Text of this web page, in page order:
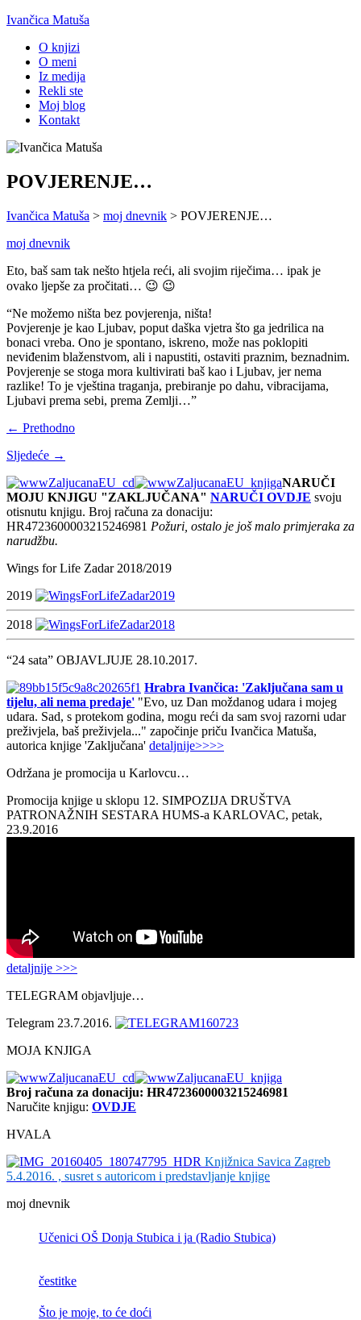
Ivančica Matuša
O knjizi
O meni
Iz medija
Rekli ste
Moj blog
Kontakt
POVJERENJE…
Ivančica Matuša > moj dnevnik > POVJERENJE…
moj dnevnik
Eto, baš sam tak nešto htjela reći, ali svojim riječima… ipak je
ovako ljepše za pročitati… 😉 😉
“Ne možemo ništa bez povjerenja, ništa!
Povjerenje je kao Ljubav, poput daška vjetra što ga jedrilica na
bonaci vreba. Ono je spontano, iskreno, može nas poklopiti
neviđenim blaženstvom, ali i napustiti, ostaviti praznim, beznadnim.
Povjerenje se stoga mora kultivirati baš kao i Ljubav, jer nema
razlike! To je vještina traganja, prebiranje po dahu, vibracijama,
Ljubavi prema sebi, prema Zemlji…”
← Prethodno
Sljedeće →
NARUČI
MOJU KNJIGU "ZAKLJUČANA" NARUČI OVDJE svoju
otisnutu knjigu. Broj računa za donaciju:
HR4723600003215246981 Požuri, ostalo je još malo primjeraka za
narudžbu.
Wings for Life Zadar 2018/2019
2019
2018
“24 sata” OBJAVLJUJE 28.10.2017.
Hrabra Ivančica: 'Zaključana sam u
tijelu, ali nema predaje' "Evo, uz Dan moždanog udara i mojeg
udara. Sad, s protekom godina, mogu reći da sam svoj razorni udar
preživjela, baš preživjela..." započinje priču Ivančica Matuša,
autorica knjige 'Zaključana' detaljnije>>>>
Održana je promocija u Karlovcu…
Promocija knjige u sklopu 12. SIMPOZIJA DRUŠTVA
PATRONAŽNIH SESTARA HUMS-a KARLOVAC, petak,
23.9.2016
detaljnije >>>
TELEGRAM objavljuje…
Telegram 23.7.2016.
MOJA KNJIGA
Broj računa za donaciju: HR4723600003215246981
Naručite knjigu: OVDJE
HVALA
Knjižnica Savica Zagreb
5.4.2016. , susret s autoricom i predstavljanje knjige
moj dnevnik
Učenici OŠ Donja Stubica i ja (Radio Stubica)
čestitke
Što je moje, to će doći